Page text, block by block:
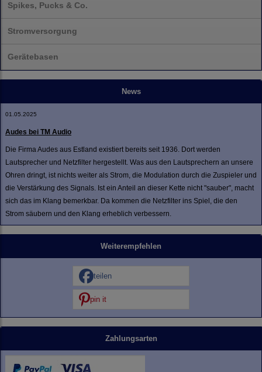
Spikes, Pucks & Co.
Stromversorgung
Gerätebasen
News
01.05.2025
Audes bei TM Audio
Die Firma Audes aus Estland existiert bereits seit 1936. Dort werden
Lautsprecher und Netzfilter hergestellt. Was aus den Lautsprechern an unsere
Ohren dringt, ist nichts weiter als Strom, die Modulation durch die Zuspieler und
die Verstärkung des Signals. Ist ein Anteil an dieser Kette nicht "sauber", macht
sich das im Klang bemerkbar. Da kommen die Netzfilter ins Spiel, die den
Strom säubern und den Klang erheblich verbessern.
Weiterempfehlen
teilen
pin it
Zahlungsarten